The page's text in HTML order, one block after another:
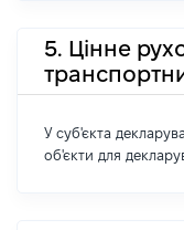
5. Цінне
У суб'єкта
об'єкти для